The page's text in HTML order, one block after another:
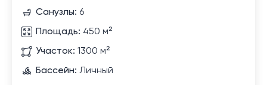
Санузлы: 6
Площадь: 450 м²
Участок: 1300 м²
Бассейн: Личный